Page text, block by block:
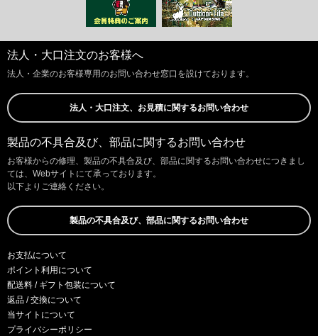
法人・大口注文のお客様へ
法人・企業のお客様専用のお問い合わせ窓口を設けております。
法人・大口注文、お見積に関するお問い合わせ
製品の不具合及び、部品に関するお問い合わせ
お客様からの修理、製品の不具合及び、部品に関するお問い合わせにつきまし
ては、Webサイトにて承っております。
以下よりご連絡ください。
製品の不具合及び、部品に関するお問い合わせ
お支払について
ポイント利用について
配送料 / ギフト包装について
返品 / 交換について
当サイトについて
プライバシーポリシー